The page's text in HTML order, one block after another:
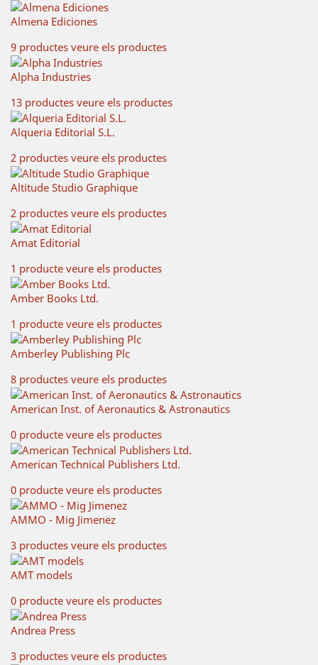
Almena Ediciones
9 productes veure els productes
Alpha Industries
13 productes veure els productes
Alqueria Editorial S.L.
2 productes veure els productes
Altitude Studio Graphique
2 productes veure els productes
Amat Editorial
1 producte veure els productes
Amber Books Ltd.
1 producte veure els productes
Amberley Publishing Plc
8 productes veure els productes
American Inst. of Aeronautics & Astronautics
0 producte veure els productes
American Technical Publishers Ltd.
0 producte veure els productes
AMMO - Mig Jimenez
3 productes veure els productes
AMT models
0 producte veure els productes
Andrea Press
3 productes veure els productes